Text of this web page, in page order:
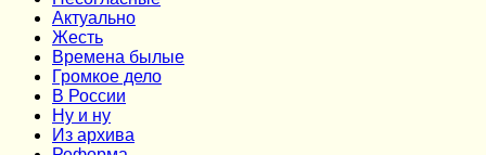
Актуально
Жесть
Времена былые
Громкое дело
В России
Ну и ну
Из архива